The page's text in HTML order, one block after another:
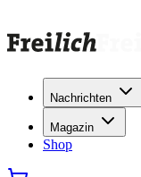
Nachrichten
Magazin
Shop